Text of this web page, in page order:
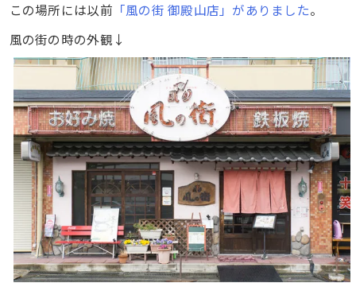
この場所には以前 「風の街 御殿山店」がありました。
風の街の時の外観↓